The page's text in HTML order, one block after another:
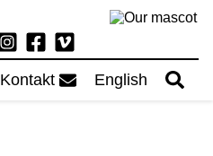
Kontakt English